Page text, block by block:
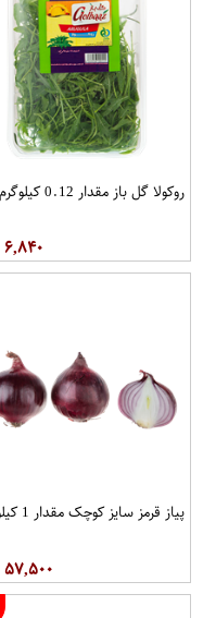
روکولا گل باز مقدار 0.12 کیلوگرم
۶,۸۴۰
پیاز قرمز سایز کوچک مقدار 1 کیلوگرم
۵۷,۵۰۰